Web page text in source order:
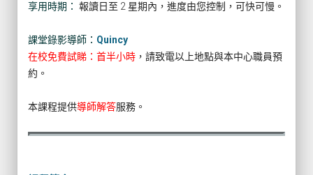
享用時期： 報讀日至 2 星期內，進度由您控制，可快可慢。
課堂錄影導師： Quincy
在校免費試睇：首半小時 ，請致電以上地點與本中心職員預
約。
本課程提供導師解答服務。